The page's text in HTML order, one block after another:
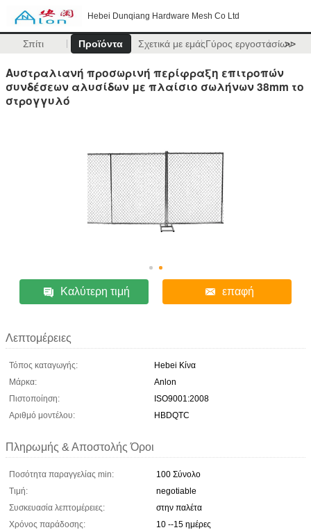
Hebei Dunqiang Hardware Mesh Co Ltd
Σπίτι Προϊόντα Σχετικά με εμάςΓύρος εργοστασίων
>>
Αυστραλιανή προσωρινή περίφραξη επιτροπών
συνδέσεων αλυσίδων με πλαίσιο σωλήνων 38mm το
στρογγυλό
Καλύτερη τιμή επαφή
Λεπτομέρειες
Τόπος καταγωγής:
Hebei Κίνα
Μάρκα:
Anlon
Πιστοποίηση:
ISO9001:2008
Αριθμό μοντέλου:
HBDQTC
Πληρωμής & Αποστολής Όροι
Ποσότητα παραγγελίας min:
100 Σύνολο
Τιμή:
negotiable
Συσκευασία λεπτομέρειες:
στην παλέτα
Χρόνος παράδοσης:
10 --15 ημέρες